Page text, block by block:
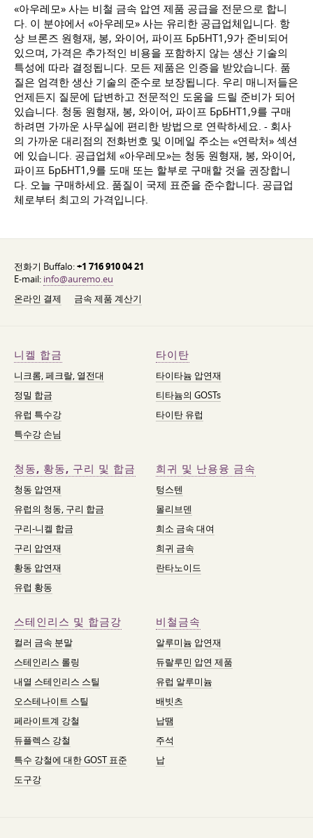
«아우레모» 사는 비철 금속 압연 제품 공급을 전문으로 합니
다. 이 분야에서 «아우레모» 사는 유리한 공급업체입니다. 항
상 브론즈 원형재, 봉, 와이어, 파이프 БрБНТ1,9가 준비되어
있으며, 가격은 추가적인 비용을 포함하지 않는 생산 기술의
특성에 따라 결정됩니다. 모든 제품은 인증을 받았습니다. 품
질은 엄격한 생산 기술의 준수로 보장됩니다. 우리 매니저들은
언제든지 질문에 답변하고 전문적인 도움을 드릴 준비가 되어
있습니다. 청동 원형재, 봉, 와이어, 파이프 БрБНТ1,9를 구매
하려면 가까운 사무실에 편리한 방법으로 연락하세요. - 회사
의 가까운 대리점의 전화번호 및 이메일 주소는 «연락처» 섹션
에 있습니다. 공급업체 «아우레모»는 청동 원형재, 봉, 와이어,
파이프 БрБНТ1,9를 도매 또는 할부로 구매할 것을 권장합니
다. 오늘 구매하세요. 품질이 국제 표준을 준수합니다. 공급업
체로부터 최고의 가격입니다.
전화기 Buffalo:+1 716 910 04 21
E-mail: info@auremo.eu
온라인 결제
금속 제품 계산기
니켈 합금
니크롬, 페크랄, 열전대
정밀 합금
유럽 특수강
특수강 손님
타이탄
타이타늄 압연재
티타늄의 GOSTs
타이탄 유럽
청동, 황동, 구리 및 합금
청동 압연재
유럽의 청동, 구리 합금
구리-니켈 합금
구리 압연재
황동 압연재
유럽 황동
희귀 및 난용융 금속
텅스텐
몰리브덴
희소 금속 대여
희귀 금속
란타노이드
스테인리스 및 합금강
컬러 금속 분말
스테인리스 롤링
내열 스테인리스 스틸
오스테나이트 스틸
페라이트계 강철
듀플렉스 강철
특수 강철에 대한 GOST 표준
도구강
비철금속
알루미늄 압연재
듀랄루민 압연 제품
유럽 알루미늄
배빗츠
납땜
주석
납